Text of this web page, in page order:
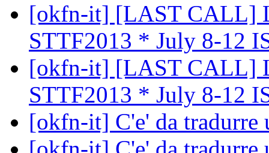
[okfn-it] [LAST CALL]
STTF2013 * July 8-12
[okfn-it] [LAST CALL]
STTF2013 * July 8-12
[okfn-it] C'e' da